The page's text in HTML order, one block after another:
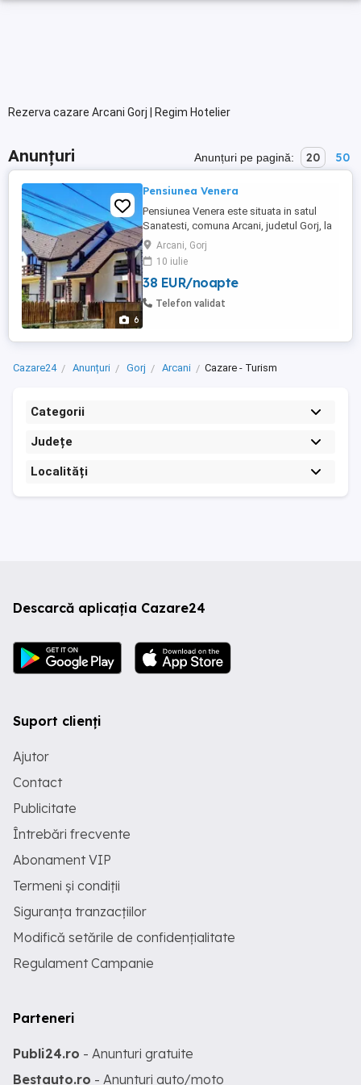
Rezerva cazare Arcani Gorj | Regim Hotelier
Anunțuri Anunțuri pe pagină: 20 50
6
Pensiunea Venera
Pensiunea Venera este situata in satul
Sanatesti, comuna Arcani, judetul Gorj, la
o distanta de 11 km de Municipiul Targu
Jiu (DN 67), 3 km de Cheile Sohodolului
,15 km fata de Manastirea Tismana si 5
km de Casa memoriala Constantin
Brancusi si la doar 700 de metri de
Arcani, Gorj
10 iulie
38 EUR/noapte
Telefon validat
Cazare24 Anunțuri Gorj Arcani Cazare - Turism
Categorii
Județe
Localități
Descarcă aplicația Cazare24
Suport clienți
Ajutor
Contact
Publicitate
Întrebări frecvente
Abonament VIP
Termeni și condiții
Siguranța tranzacțiilor
Modifică setările de confidențialitate
Regulament Campanie
Parteneri
Publi24.ro - Anunturi gratuite
Bestauto.ro - Anunturi auto/moto